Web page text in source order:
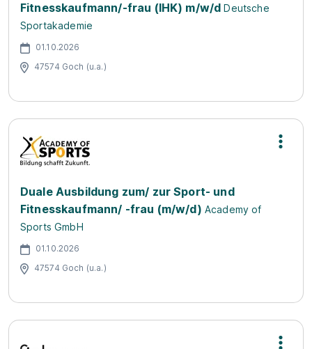
Fitnesskaufmann/-frau (IHK) m/w/d Deutsche
Sportakademie
01.10.2026
47574 Goch (u.a.)
Duale Ausbildung zum/ zur Sport- und
Fitnesskaufmann/ -frau (m/w/d) Academy of
Sports GmbH
01.10.2026
47574 Goch (u.a.)